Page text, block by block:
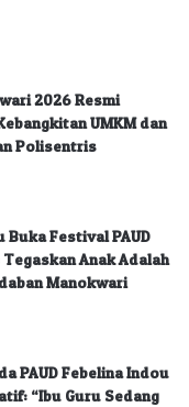
2026 Resmi
UMKM dan
Polisentris
Festival PAUD
Anak Adalah
Manokwari
PAUD Febelina Indou
“Ibu Guru Sedang